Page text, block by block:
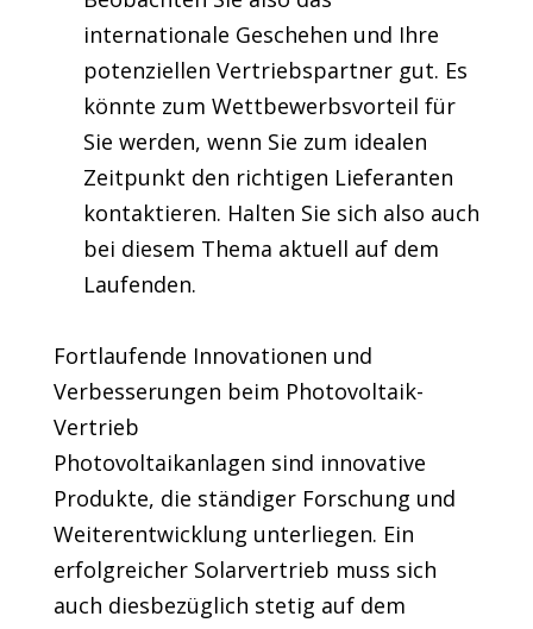
internationale Geschehen und Ihre
potenziellen Vertriebspartner gut. Es
könnte zum Wettbewerbsvorteil für
Sie werden, wenn Sie zum idealen
Zeitpunkt den richtigen Lieferanten
kontaktieren. Halten Sie sich also auch
bei diesem Thema aktuell auf dem
Laufenden.
Fortlaufende Innovationen und
Verbesserungen beim Photovoltaik-
Vertrieb
Photovoltaikanlagen sind innovative
Produkte, die ständiger Forschung und
Weiterentwicklung unterliegen. Ein
erfolgreicher Solarvertrieb muss sich
auch diesbezüglich stetig auf dem